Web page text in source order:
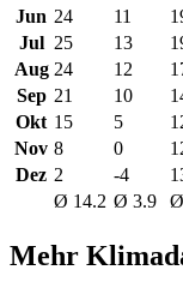
Jun 24 11
Jul 25 13
Aug 24 12
Sep 21 10
Okt 15 5
Nov 8 0
Dez 2 -4
Ø 14.2 Ø 3.9
Mehr